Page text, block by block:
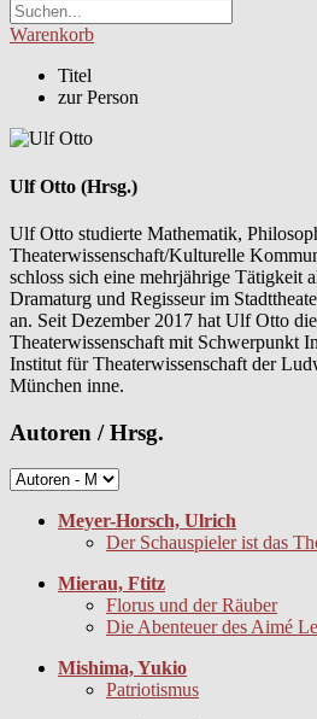
Warenkorb
Titel
zur Person
Ulf Otto (Hrsg.)
Ulf Otto studierte Mathematik,
Theaterwissenschaft/Kulturelle
schloss sich eine mehrjährige Tätigkeit
Dramaturg und Regisseur im
an. Seit Dezember 2017 hat Ulf Otto
Theaterwissenschaft mit Schwerpunkt
Institut für Theaterwissenschaft der
München inne.
Autoren / Hrsg.
Meyer-Horsch, Ulrich
Der Schauspieler ist das
Mierau, Ftitz
Florus und der Räuber
Die Abenteuer des Aimé
Mishima, Yukio
Patriotismus